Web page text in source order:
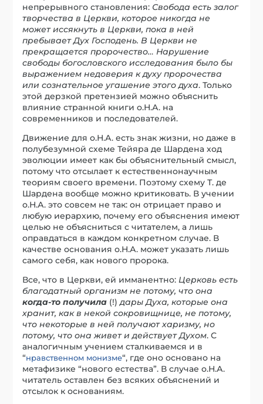
непрерывного становления: Свобода есть залог
творчества в Церкви, которое никогда не
может иссякнуть в Церкви, пока в ней
пребывает Дух Господень. В Церкви не
прекращается пророчество… Нарушение
свободы богословского исследования было бы
выражением недоверия к духу пророчества
или сознательное угашение этого духа. Только
этой дерзкой претензией можно объяснить
влияние странной книги о.Н.А. на
современников и последователей.
Движение для о.Н.А. есть знак жизни, но даже в
полубезумной схеме Тейяра де Шардена ход
эволюции имеет как бы объяснительный смысл,
потому что отсылает к естественнонаучным
теориям своего времени. Поэтому схему Т. де
Шардена вообще можно критиковать. В учении
о.Н.А. это совсем не так: он отрицает право и
любую иерархию, почему его объяснения имеют
целью не объясниться с читателем, а лишь
оправдаться в каждом конкретном случае. В
качестве основания о.Н.А. может указать лишь
самого себя, как нового пророка.
Все, что в Церкви, ей имманентно: Церковь есть
благодатный организм не потому, что она
когда-то получила (!)дары Духа, которые она
хранит, как в некой сокровищнице, не потому,
что некоторые в ней получают харизму, но
потому, что она живет и действует Духом. С
аналогичным учением сталкиваемся и в
“нравственном монизме“, где оно основано на
метафизике “нового естества”. В случае о.Н.А.
читатель оставлен без всяких объяснений и
отсылок к основаниям.